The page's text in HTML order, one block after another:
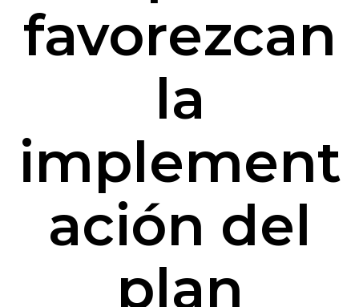
favorezcan
la
implement
ación del
plan